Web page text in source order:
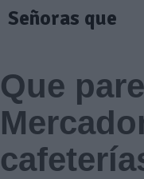
Señoras que
Que